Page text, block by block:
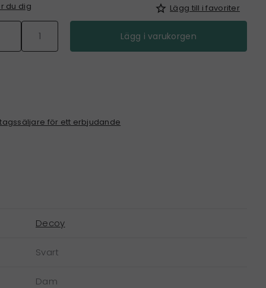
du dig Lägg till i favoriter
Lägg i varukorgen
för ett erbjudande
Decoy
Svart
Dam